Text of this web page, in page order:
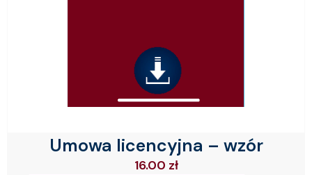
Umowa licencyjna – wzór
16.00 zł